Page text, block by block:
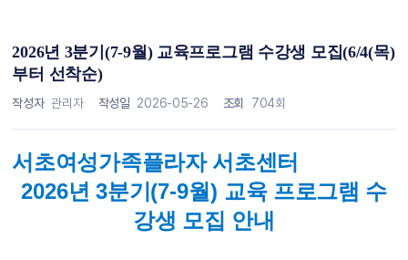
2026년 3분기(7-9월) 교육프로그램 수강생 모집(6/4(목)
부터 선착순)
작성자 관리자 작성일 2026-05-26 조회 704회
서초여성가족플라자 서초센터
2026년 3분기 (7-9월) 교육 프로그램 수
강생 모집 안내